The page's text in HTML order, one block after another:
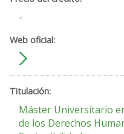
-
Máster Universitario
de los Derechos